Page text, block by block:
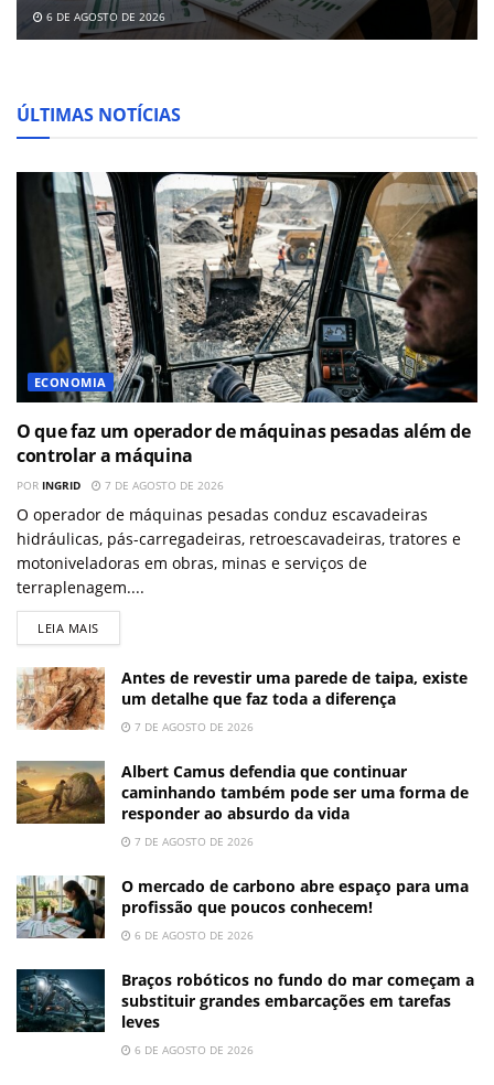
6 DE AGOSTO DE 2026
ÚLTIMAS NOTÍCIAS
ECONOMIA
O que faz um operador de máquinas pesadas além de
controlar a máquina
POR INGRID 7 DE AGOSTO DE 2026
O operador de máquinas pesadas conduz escavadeiras
hidráulicas, pás-carregadeiras, retroescavadeiras, tratores e
motoniveladoras em obras, minas e serviços de
terraplenagem....
LEIA MAIS
Antes de revestir uma parede de taipa, existe
um detalhe que faz toda a diferença
7 DE AGOSTO DE 2026
Albert Camus defendia que continuar
caminhando também pode ser uma forma de
responder ao absurdo da vida
7 DE AGOSTO DE 2026
O mercado de carbono abre espaço para uma
profissão que poucos conhecem!
6 DE AGOSTO DE 2026
Braços robóticos no fundo do mar começam a
substituir grandes embarcações em tarefas
leves
6 DE AGOSTO DE 2026